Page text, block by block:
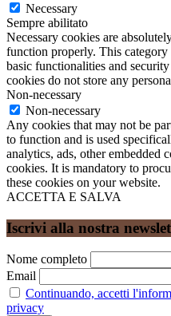
Necessary
Sempre abilitato
Necessary cookies are
function properly. This
basic functionalities and
cookies do not store any
Non-necessary
Non-necessary
Any cookies that may not be
to function and is used
analytics, ads, other embedded
cookies. It is mandatory to
these cookies on your website.
ACCETTA E SALVA
Iscrivi alla nostra
Nome completo
Email
Continuando, accetti
privacy